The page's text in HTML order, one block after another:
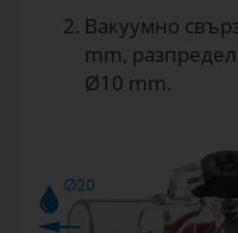
Вакуумно
mm,
Ø10 mm.